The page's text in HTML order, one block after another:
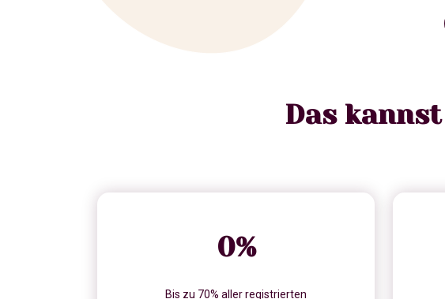
Das
0%
Bis zu 70% aller registrierten